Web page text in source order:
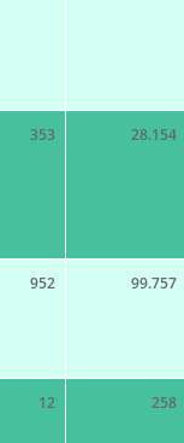
353 28.154
952 99.757
12 258